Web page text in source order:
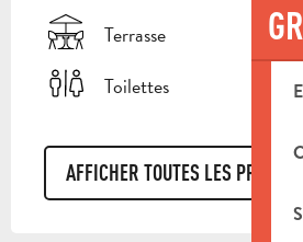
Terrasse
Toilettes
AFFICHER TOUTES LES